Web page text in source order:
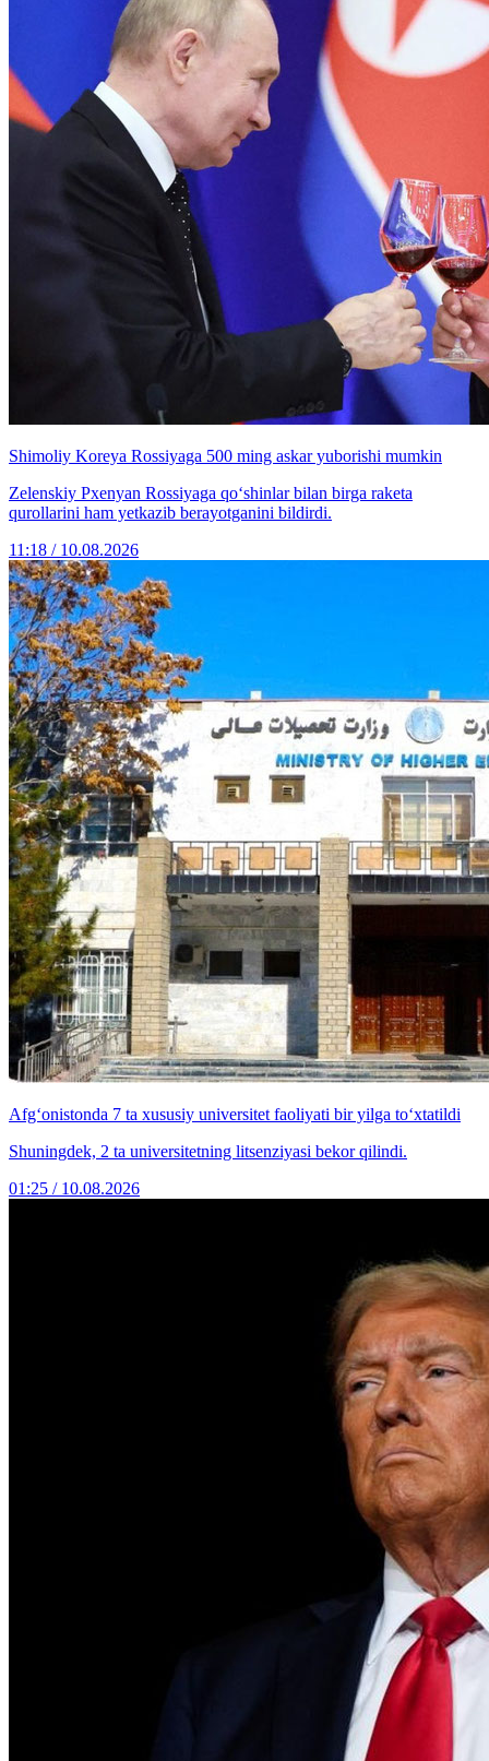
Shimoliy Koreya Rossiyaga 500 ming askar yuborishi mumkin
Zelenskiy Pxenyan Rossiyaga qo‘shinlar bilan birga raketa
qurollarini ham yetkazib berayotganini bildirdi.
11:18 / 10.08.2026
Afg‘onistonda 7 ta xususiy universitet faoliyati bir yilga to‘xtatildi
Shuningdek, 2 ta universitetning litsenziyasi bekor qilindi.
01:25 / 10.08.2026